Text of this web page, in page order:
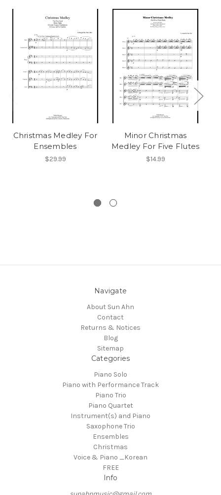
Christmas Medley For
Ensembles
$29.99
Minor Christmas
Medley For Five Flutes
$14.99
Navigate
About Sun Ahn
Contact
Returns & Notices
Blog
Sitemap
Categories
Piano Solo
Piano with Performance Track
Piano Trio
Piano Quartet
Instrument(s) and Piano
Saxophone Trio
Ensembles
Christmas
Voice & Piano _Korean
FREE
Info